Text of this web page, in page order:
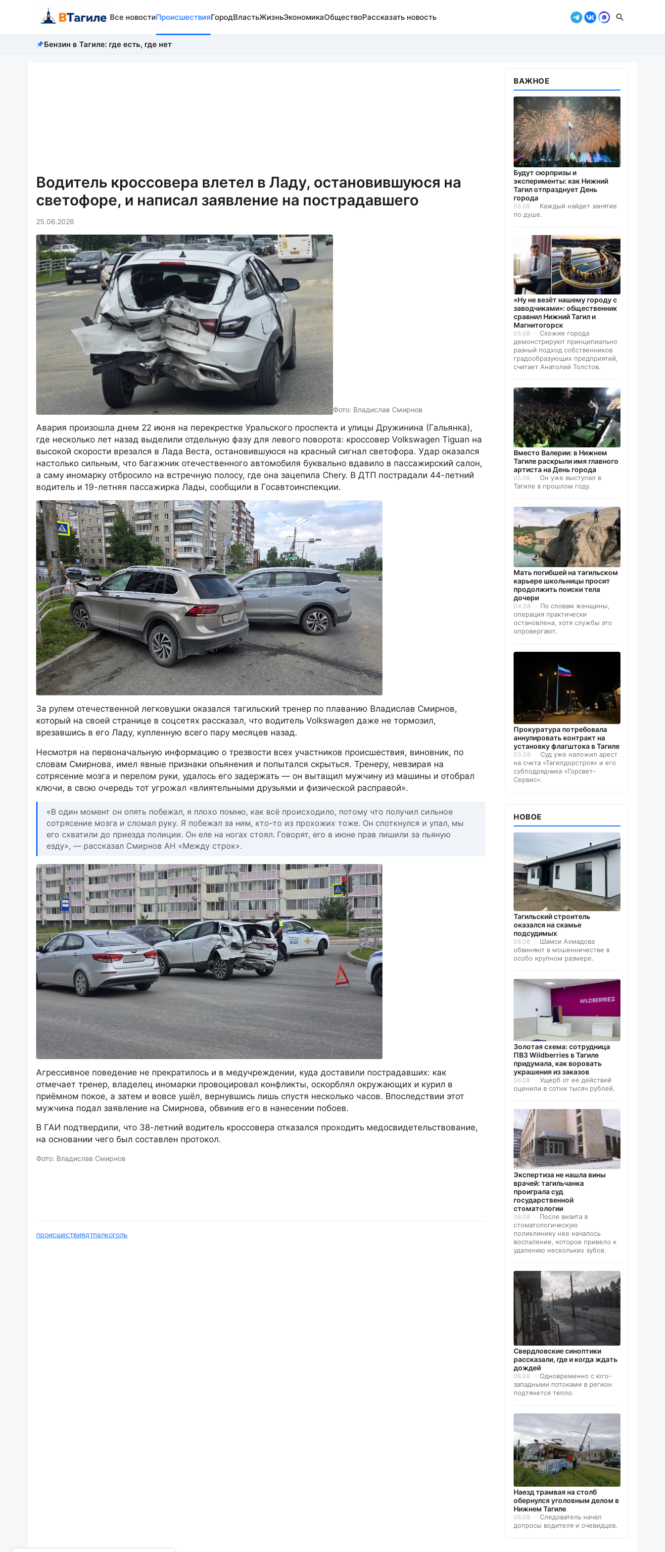
Все новостиПроисшествияГородВластьЖизньЭкономикаОбществоРассказать новость
Бензин в Тагиле: где есть, где нет
Водитель кроссовера влетел в Ладу, остановившуюся на
светофоре, и написал заявление на пострадавшего
25.06.2026
Фото: Владислав Смирнов
Авария произошла днем 22 июня на перекрестке Уральского проспекта и улицы Дружинина (Гальянка),
где несколько лет назад выделили отдельную фазу для левого поворота: кроссовер Volkswagen Tiguan на
высокой скорости врезался в Лада Веста, остановившуюся на красный сигнал светофора. Удар оказался
настолько сильным, что багажник отечественного автомобиля буквально вдавило в пассажирский салон,
а саму иномарку отбросило на встречную полосу, где она зацепила Chery. В ДТП пострадали 44-летний
водитель и 19-летняя пассажирка Лады, сообщили в Госавтоинспекции.
За рулем отечественной легковушки оказался тагильский тренер по плаванию Владислав Смирнов,
который на своей странице в соцсетях рассказал, что водитель Volkswagen даже не тормозил,
врезавшись в его Ладу, купленную всего пару месяцев назад.
Несмотря на первоначальную информацию о трезвости всех участников происшествия, виновник, по
словам Смирнова, имел явные признаки опьянения и попытался скрыться. Тренеру, невзирая на
сотрясение мозга и перелом руки, удалось его задержать — он вытащил мужчину из машины и отобрал
ключи, в свою очередь тот угрожал «влиятельными друзьями и физической расправой».
«В один момент он опять побежал, я плохо помню, как всё происходило, потому что получил сильное
сотрясение мозга и сломал руку. Я побежал за ним, кто-то из прохожих тоже. Он споткнулся и упал, мы
его схватили до приезда полиции. Он еле на ногах стоял. Говорят, его в июне прав лишили за пьяную
езду», — рассказал Смирнов АН «Между строк».
Агрессивное поведение не прекратилось и в медучреждении, куда доставили пострадавших: как
отмечает тренер, владелец иномарки провоцировал конфликты, оскорблял окружающих и курил в
приёмном покое, а затем и вовсе ушёл, вернувшись лишь спустя несколько часов. Впоследствии этот
мужчина подал заявление на Смирнова, обвинив его в нанесении побоев.
В ГАИ подтвердили, что 38-летний водитель кроссовера отказался проходить медосвидетельствование,
на основании чего был составлен протокол.
Фото: Владислав Смирнов
происшествиядтпалкоголь
ВАЖНОЕ
Будут сюрпризы и
эксперименты: как Нижний
Тагил отпразднует День
города
05.08
Каждый найдет занятие
по душе.
«Ну не везёт нашему городу с
заводчиками»: общественник
сравнил Нижний Тагил и
Магнитогорск
05.08
Схожие города
демонстрируют принципиально
разный подход собственников
градообразующих предприятий,
считает Анатолий Толстов.
Вместо Валерии: в Нижнем
Тагиле раскрыли имя главного
артиста на День города
05.08
Он уже выступал в
Тагиле в прошлом году.
Мать погибшей на тагильском
карьере школьницы просит
продолжить поиски тела
дочери
04.08
По словам женщины,
операция практически
остановлена, хотя службы это
опровергают.
Прокуратура потребовала
аннулировать контракт на
установку флагштока в Тагиле
03.08
Суд уже наложил арест
на счета «Тагилдорстроя» и его
субподрядчика «Горсвет-
Сервис».
НОВОЕ
Тагильский строитель
оказался на скамье
подсудимых
06.08
Шамси Ахмадова
обвиняют в мошенничестве в
особо крупном размере.
Золотая схема: сотрудница
ПВЗ Wildberries в Тагиле
придумала, как воровать
украшения из заказов
06.08
Ущерб от ее действий
оценили в сотни тысяч рублей.
Экспертиза не нашла вины
врачей: тагильчанка
проиграла суд
государственной
стоматологии
06.08
После визита в
стоматологическую
поликлинику нее началось
воспаление, которое привело к
удалению нескольких зубов.
Свердловские синоптики
рассказали, где и когда ждать
дождей
06.08
Одновременно с юго-
западными потоками в регион
подтянется тепло.
Наезд трамвая на столб
обернулся уголовным делом в
Нижнем Тагиле
06.08
Следователь начал
допросы водителя и очевидцев.